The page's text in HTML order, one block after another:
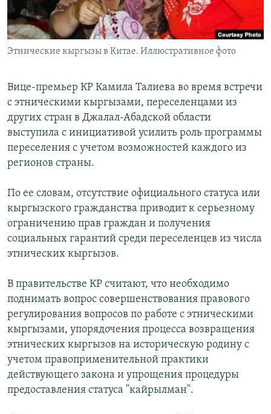
Этнические кыргызы в Китае. Иллюстративное фото
Вице-премьер КР Камила Талиева во время встречи
с этническими кыргызами, переселенцами из
других стран в Джалал-Абадской области
выступила с инициативой усилить роль программы
переселения с учетом возможностей каждого из
регионов страны.
По ее словам, отсутствие официального статуса или
кыргызского гражданства приводит к серьезному
ограничению прав граждан и получения
социальных гарантий среди переселенцев из числа
этнических кыргызов.
В правительстве КР считают, что необходимо
поднимать вопрос совершенствования правового
регулирования вопросов по работе с этническими
кыргызами, упорядочения процесса возвращения
этнических кыргызов на историческую родину с
учетом правоприменительной практики
действующего закона и упрощения процедуры
предоставления статуса "кайрылман".